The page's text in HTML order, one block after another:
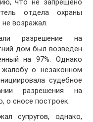
что не запрещено
отдела охраны
возражал.
разрешение на
дом был возведен
на 97%. Однако
о незаконном
судебное
разрешения на
о сносе построек.
супругов, однако,